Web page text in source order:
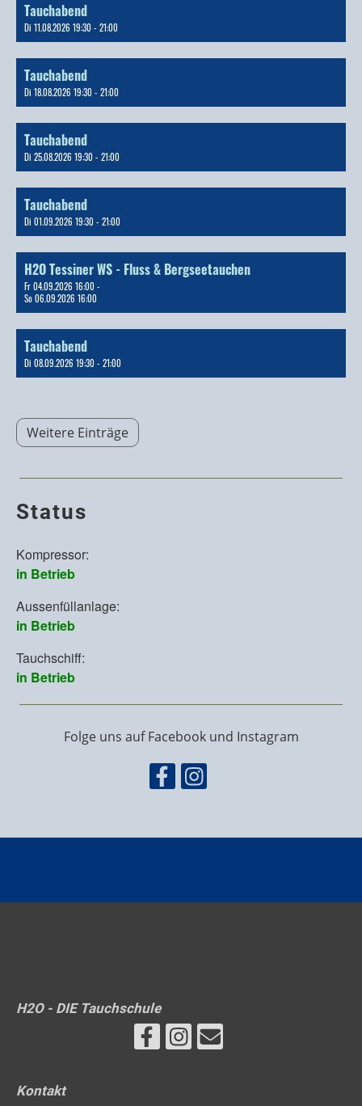
Tauchabend
Di 11.08.2026 19:30 - 21:00
Tauchabend
Di 18.08.2026 19:30 - 21:00
Tauchabend
Di 25.08.2026 19:30 - 21:00
Tauchabend
Di 01.09.2026 19:30 - 21:00
H2O Tessiner WS - Fluss & Bergseetauchen
Fr 04.09.2026 16:00 -
So 06.09.2026 16:00
Tauchabend
Di 08.09.2026 19:30 - 21:00
Weitere Einträge
Status
Folge uns auf Facebook und Instagram
H2O - DIE Tauchschule
Kontakt